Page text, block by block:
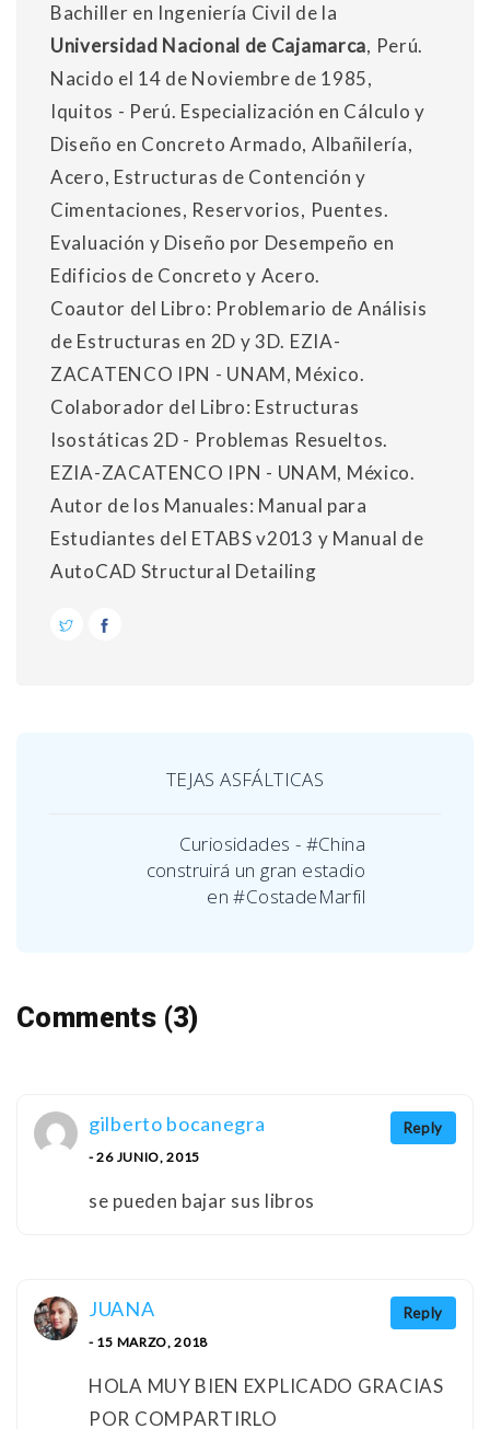
Bachiller en Ingeniería Civil de la
Universidad Nacional de Cajamarca, Perú.
Nacido el 14 de Noviembre de 1985,
Iquitos - Perú. Especialización en Cálculo y
Diseño en Concreto Armado, Albañilería,
Acero, Estructuras de Contención y
Cimentaciones, Reservorios, Puentes.
Evaluación y Diseño por Desempeño en
Edificios de Concreto y Acero.
Coautor del Libro: Problemario de Análisis
de Estructuras en 2D y 3D. EZIA-
ZACATENCO IPN - UNAM, México.
Colaborador del Libro: Estructuras
Isostáticas 2D - Problemas Resueltos.
EZIA-ZACATENCO IPN - UNAM, México.
Autor de los Manuales: Manual para
Estudiantes del ETABS v2013 y Manual de
AutoCAD Structural Detailing
TEJAS ASFÁLTICAS
Curiosidades - #China
construirá un gran estadio
en #CostadeMarfil
Comments (3)
Reply
gilberto bocanegra
- 26 JUNIO, 2015
se pueden bajar sus libros
Reply
JUANA
- 15 MARZO, 2018
HOLA MUY BIEN EXPLICADO GRACIAS
POR COMPARTIRLO